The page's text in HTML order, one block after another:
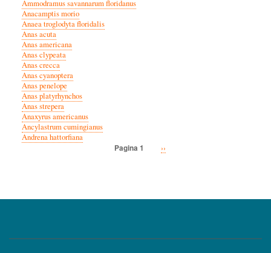
Ammodramus savannarum floridanus
Anacamptis morio
Anaea troglodyta floridalis
Anas acuta
Anas americana
Anas clypeata
Anas crecca
Anas cyanoptera
Anas penelope
Anas platyrhynchos
Anas strepera
Anaxyrus americanus
Ancylastrum cumingianus
Andrena hattorfiana
Pagina 1
Volgende
››